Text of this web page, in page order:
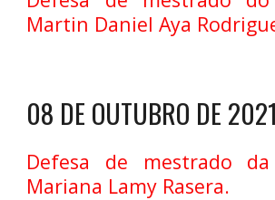
Martin Daniel Aya
08 DE OUTUBRO DE 2021
Defesa de mestrado
Mariana Lamy Rasera.